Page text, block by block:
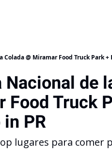
@ Miramar Food Truck Park
de
Food Truck
PR
lugares para comer